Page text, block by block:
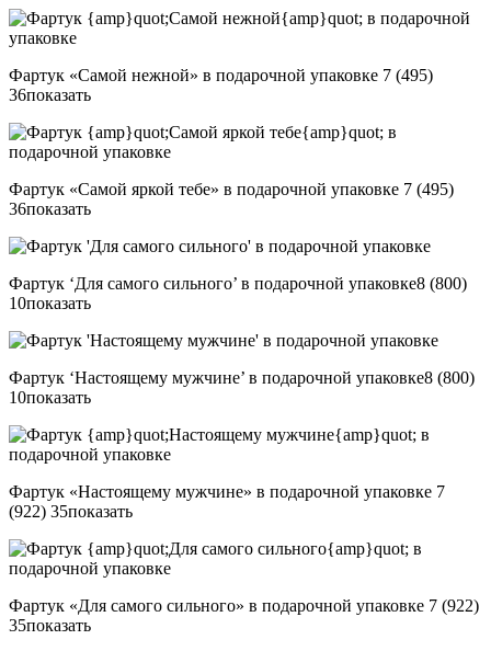
Фартук «Самой нежной» в подарочной упаковке 7 (495)
36показать
Фартук «Самой яркой тебе» в подарочной упаковке 7 (495)
36показать
Фартук ‘Для самого сильного’ в подарочной упаковке8 (800)
10показать
Фартук ‘Настоящему мужчине’ в подарочной упаковке8 (800)
10показать
Фартук «Настоящему мужчине» в подарочной упаковке 7
(922) 35показать
Фартук «Для самого сильного» в подарочной упаковке 7 (922)
35показать